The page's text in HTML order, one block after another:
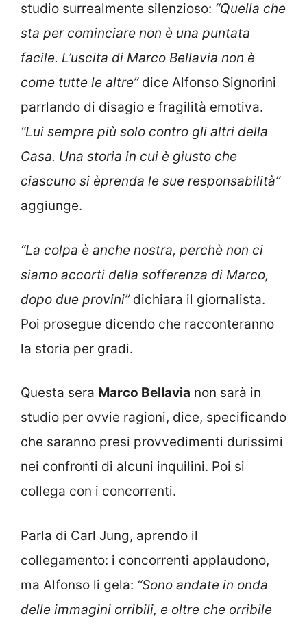
studio surrealmente silenzioso: “Quella che
sta per cominciare non è una puntata
facile. L’uscita di Marco Bellavia non è
come tutte le altre”dice Alfonso Signorini
parrlando di disagio e fragilità emotiva.
“Lui sempre più solo contro gli altri della
Casa. Una storia in cui è giusto che
ciascuno si èprenda le sue responsabilità”
aggiunge.
“La colpa è anche nostra, perchè non ci
siamo accorti della sofferenza di Marco,
dopo due provini”dichiara il giornalista.
Poi prosegue dicendo che racconteranno
la storia per gradi.
Questa sera Marco Bellavia non sarà in
studio per ovvie ragioni, dice, specificando
che saranno presi provvedimenti durissimi
nei confronti di alcuni inquilini. Poi si
collega con i concorrenti.
Parla di Carl Jung, aprendo il
collegamento: i concorrenti applaudono,
ma Alfonso li gela: “Sono andate in onda
delle immagini orribili, e oltre che orribile